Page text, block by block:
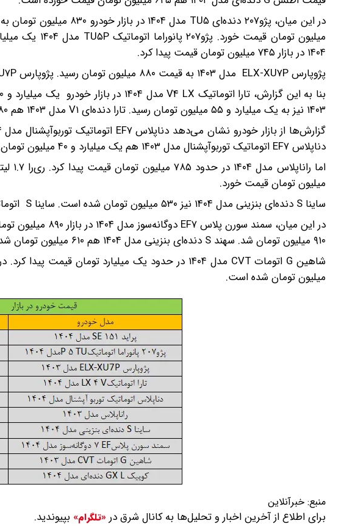
۱۴۰۴ در بازار ۷۴۵ میلیون تومان قیمت پیدا کرد.
پژوپارس ELX-XU۷P مدل ۱۴۰۳ به قیمت ۸۸۰ میلیون تومان رسید. پژوپارس XU۷P مدل ۱۴۰۳ نیز ۹۷۰ میلیارد تومان قیمت پیدا کرد.
۱۴۰۳ نیز به یک میلیارد و ۵۵ میلیون تومان رسید. تارا دنده‌ای V۱ مدل ۱۴۰۳ هم ۸۸۰ میلیون تومان قیمت خورده است.
دناپلاس EF۷ اتوماتیک توربوآپشنال مدل ۱۴۰۳ هم یک میلیارد و ۴۰ میلیون تومان قیمت خورد.
میلیون تومان قیمت خورد.
ساینا S دنده‌ای بنزینی مدل ۱۴۰۴ نیز ۵۳۰ میلیون تومان شده است. ساینا S اتوماتیک مدل ۱۴۰۳ هم ۶۲۰ میلیون تومان قیمت خورد.
۹۱۰ میلیون تومان شد. سهند S دنده‌ای بنزینی مدل ۱۴۰۴ هم ۶۱۰ میلیون تومان شده است.
میلیون تومان شده است.
منبع: خبرآنلاین
برای اطلاع از آخرین اخبار و تحلیل‌ها به کانال شرق در «تلگرام» بپیوندید.